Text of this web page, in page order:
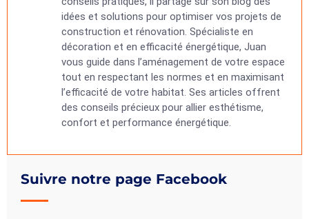
Suivre notre page Facebook
idées et solutions pour optimiser vos projets de
construction et rénovation. Spécialiste en
décoration et en efficacité énergétique, Juan
vous guide dans l’aménagement de votre espace
tout en respectant les normes et en maximisant
l’efficacité de votre habitat. Ses articles offrent
des conseils précieux pour allier esthétisme,
confort et performance énergétique.